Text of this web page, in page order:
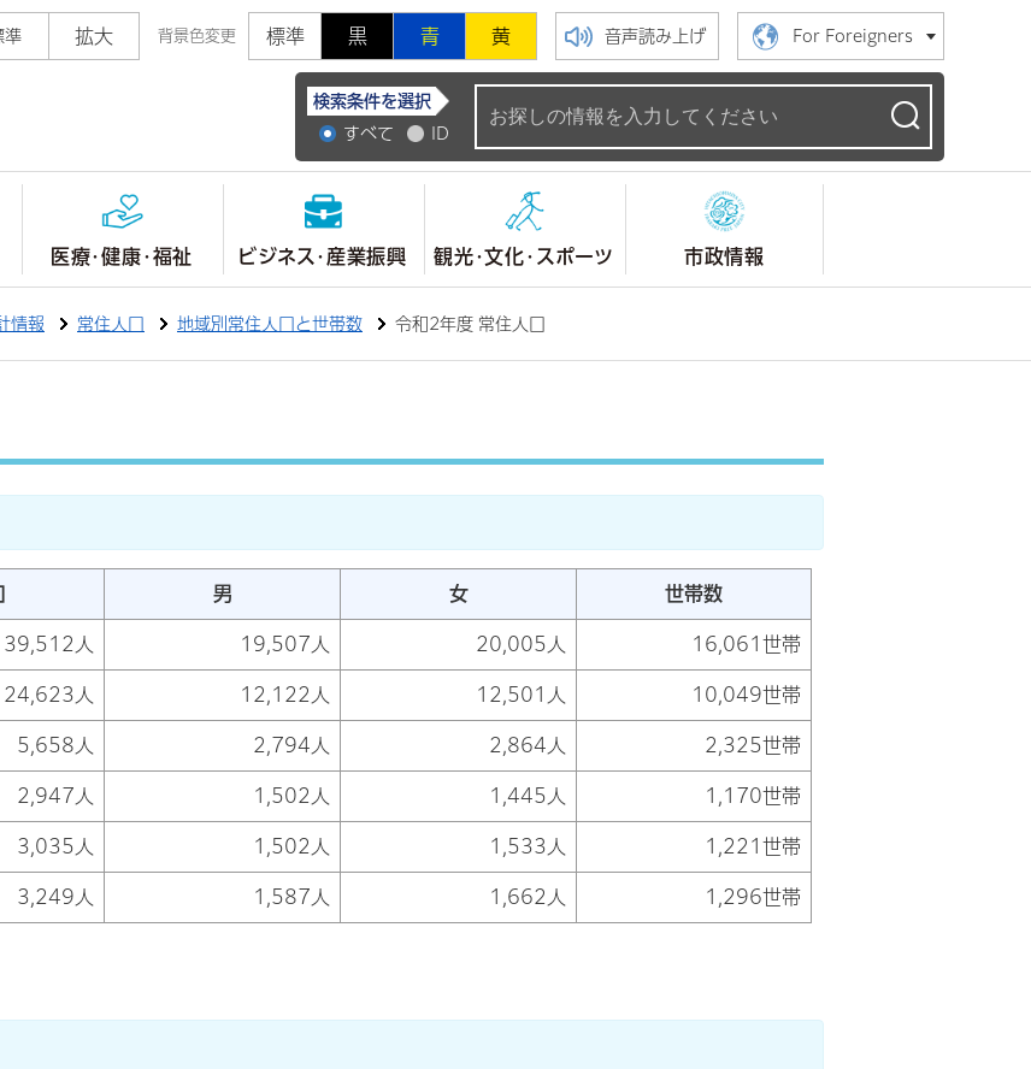
準 拡大 背景色変更 標準 黒 青 黄 音声読み上げ For Foreigners
常陸大宮市公式ホームページ
検索条件を選択
すべて
ID
医療・健康・福祉 ビジネス・産業振興 観光・文化・スポーツ 市政情報
情報 常住人口 地域別常住人口と世帯数 令和2年度 常住人口
男 女 世帯数
39,512人 19,507人 20,005人 16,061世帯
24,623人 12,122人 12,501人 10,049世帯
5,658人 2,794人 2,864人 2,325世帯
2,947人 1,502人 1,445人 1,170世帯
3,035人 1,502人 1,533人 1,221世帯
3,249人 1,587人 1,662人 1,296世帯